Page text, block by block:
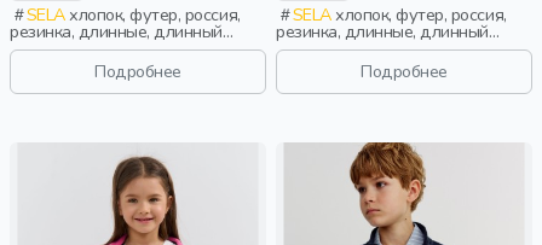
SELAхлопок, футер, россия,
резинка, длинные, длинный
рукав, капюшон, молния, школа,
манжета, свободные, девочки,
Подробнее
SELAхлопок, футер, россия,
резинка, длинные, длинный
рукав, капюшон, молния, школа,
манжета, свободные, девочки,
Подробнее